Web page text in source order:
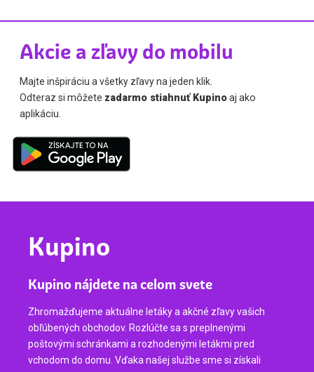
Akcie a zľavy do mobilu
Majte inšpiráciu a všetky zľavy na jeden klik.
Odteraz si môžete zadarmo stiahnuť Kupinoaj ako
aplikáciu.
Kupino
Kupino nájdete na celom svete
Zhromažďujeme aktuálne letáky a akčné zľavy vašich
obľúbených obchodov. Rozlúčte sa s preplnenými
poštovými schránkami a rozhodenými letákmi pred
vchodom do domu. Vďaka našej službe sme si získali